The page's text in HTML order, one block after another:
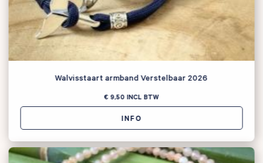
Zoeken naar
Anderen zochten ook
Walvisstaart armband Verstelbaar 2026
€ 9,50 INCL BTW
INFO